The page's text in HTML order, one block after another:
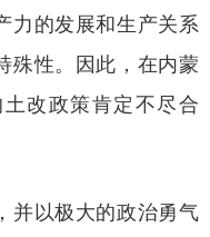
力的发展和生产关系
殊性。因此，在内蒙
改政策肯定不尽合
并以极大的政治勇气